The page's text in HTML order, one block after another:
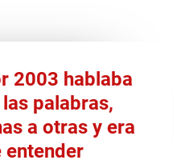
2003 hablaba
palabras,
a otras y era